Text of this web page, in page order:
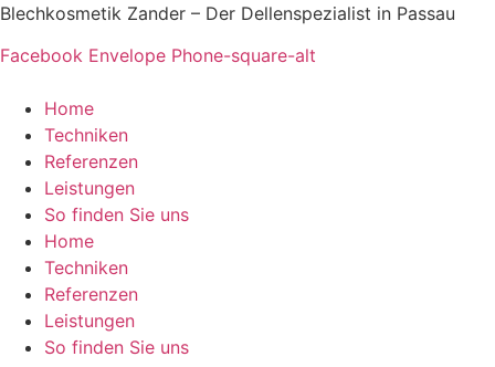
Zum
springen
Blechkosmetik Zander – Der Dellenspezialist in Passau
Facebook Envelope Phone-square-alt
Home
Techniken
Referenzen
Leistungen
So finden Sie uns
Home
Techniken
Referenzen
Leistungen
So finden Sie uns